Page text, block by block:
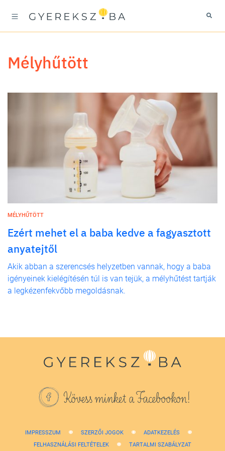
mélyhűtött
MÉLYHŰTÖTT
Ezért mehet el a baba kedve a fagyasztott
anyatejtől
Akik abban a szerencsés helyzetben vannak, hogy a baba
igényeinek kielégítésén túl is van tejük, a mélyhűtést tartják
a legkézenfekvőbb megoldásnak.
Kövess minket a Facebookon!
IMPRESSZUM SZERZŐI JOGOK
ADATKEZELÉS
FELHASZNÁLÁSI FELTÉTELEK
TARTALMI SZABÁLYZAT